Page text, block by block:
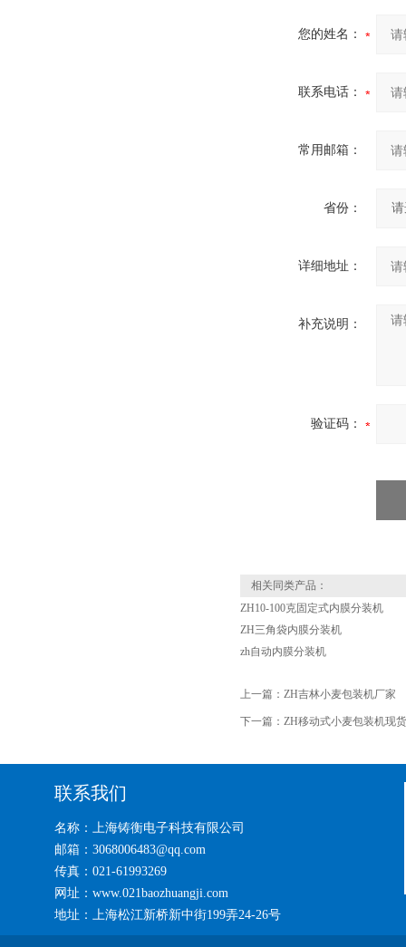
您的姓名：
联系电话：
常用邮箱：
省份：
详细地址：
补充说明：
验证码：
相关同类产品：
ZH10-100克固定式内膜分装机
ZH三角袋内膜分装机
zh自动内膜分装机
上一篇： ZH吉林小麦包装机厂家
下一篇： ZH移动式小麦包装机现货
联系我们
名称：上海铸衡电子科技有限公司
邮箱：3068006483@qq.com
传真：021-61993269
网址：www.021baozhuangji.com
地址：上海松江新桥新中街199弄24-26号